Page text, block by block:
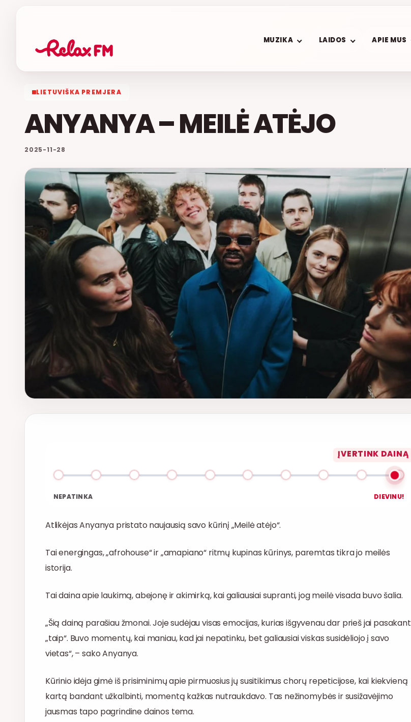
MUZIKA LAIDOS APIE MUS
LIETUVIŠKA PREMJERA
ANYANYA – MEILĖ ATĖJO
2025-11-28
ĮVERTINK DAINĄ
NEPATINKA DIEVINU!
Atlikėjas Anyanya pristato naujausią savo kūrinį „Meilė atėjo“.
Tai energingas, „afrohouse“ ir „amapiano“ ritmų kupinas kūrinys, paremtas tikra jo meilės
istorija.
Tai daina apie laukimą, abejonę ir akimirką, kai galiausiai supranti, jog meilė visada buvo šalia.
„Šią dainą parašiau žmonai. Joje sudėjau visas emocijas, kurias išgyvenau dar prieš jai pasakant
„taip“. Buvo momentų, kai maniau, kad jai nepatinku, bet galiausiai viskas susidėliojo į savo
vietas“, – sako Anyanya.
Kūrinio idėja gimė iš prisiminimų apie pirmuosius jų susitikimus chorų repeticijose, kai kiekvieną
kartą bandant užkalbinti, momentą kažkas nutraukdavo. Tas nežinomybės ir susižavėjimo
jausmas tapo pagrindine dainos tema.